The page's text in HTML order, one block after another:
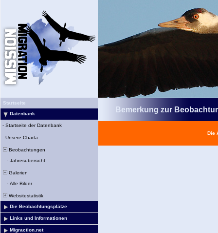
Startseite
Datenbank
- Startseite der Datenbank
- Unsere Charta
Beobachtungen
- Jahresübersicht
Galerien
- Alle Bilder
Websitestatistik
Die Beobachtungsplätze
Links und Informationen
Migraction.net
Bemerkung zur
Die